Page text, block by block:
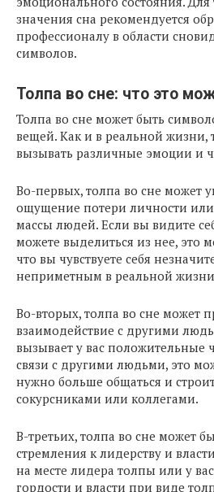
значения сна рекомендуется
профессионалу в области
символов.
Толпа во сне: что это
Толпа во сне может быть
вещей. Как и в реальной жизни,
вызывать различные эмоции и
Во-первых, толпа во сне может
ощущение потери личности
массы людей. Если вы видите
можете выделиться из нее, это
что вы чувствуете себя
неприметным в реальной
Во-вторых, толпа во сне может
взаимодействие с другими
вызывает у вас положительные
связи с другими людьми, это
нужно больше общаться и
сокурсниками или коллегами.
В-третьих, толпа во сне может
стремления к лидерству и
на месте лидера толпы или у
гордости и власти при виде